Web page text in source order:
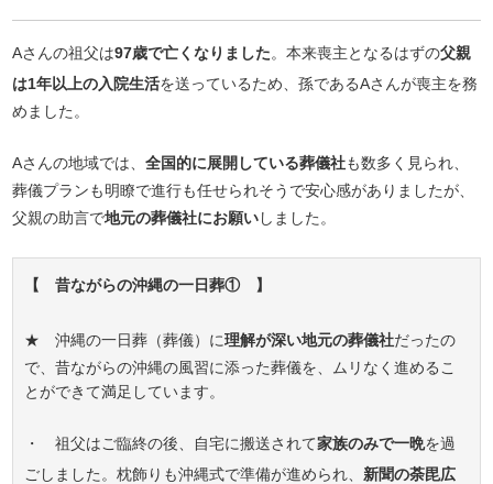
Aさんの祖父は97歳で亡くなりました。本来喪主となるはずの父親
は1年以上の入院生活を送っているため、孫であるAさんが喪主を務
めました。
Aさんの地域では、全国的に展開している葬儀社も数多く見られ、
葬儀プランも明瞭で進行も任せられそうで安心感がありましたが、
父親の助言で地元の葬儀社にお願いしました。
【 昔ながらの沖縄の一日葬① 】
★ 沖縄の一日葬（葬儀）に理解が深い地元の葬儀社だったの
で、昔ながらの沖縄の風習に添った葬儀を、ムリなく進めるこ
とができて満足しています。
・ 祖父はご臨終の後、自宅に搬送されて家族のみで一晩を過
ごしました。枕飾りも沖縄式で準備が進められ、 新聞の荼毘広